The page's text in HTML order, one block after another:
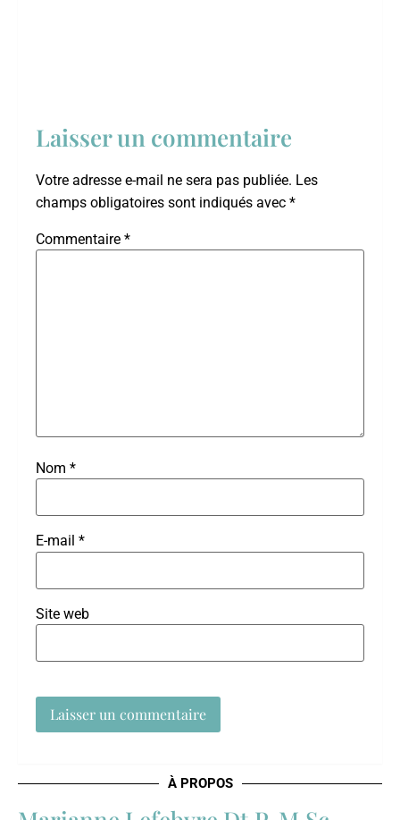
Laisser un commentaire
Votre adresse e-mail ne sera pas publiée. Les
champs obligatoires sont indiqués avec *
Commentaire *
Nom *
E-mail *
Site web
À PROPOS